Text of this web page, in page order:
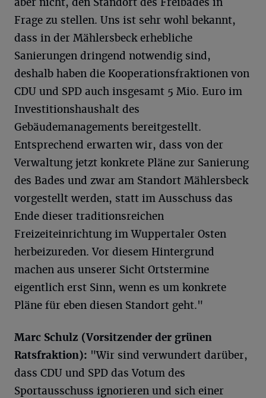
Frage zu stellen. Uns ist sehr wohl bekannt,
dass in der Mählersbeck erhebliche
Sanierungen dringend notwendig sind,
deshalb haben die Kooperationsfraktionen von
CDU und SPD auch insgesamt 5 Mio. Euro im
Investitionshaushalt des
Gebäudemanagements bereitgestellt.
Entsprechend erwarten wir, dass von der
Verwaltung jetzt konkrete Pläne zur Sanierung
des Bades und zwar am Standort Mählersbeck
vorgestellt werden, statt im Ausschuss das
Ende dieser traditionsreichen
Freizeiteinrichtung im Wuppertaler Osten
herbeizureden. Vor diesem Hintergrund
machen aus unserer Sicht Ortstermine
eigentlich erst Sinn, wenn es um konkrete
Pläne für eben diesen Standort geht."
Marc Schulz (Vorsitzender der grünen
Ratsfraktion): "Wir sind verwundert darüber,
dass CDU und SPD das Votum des
Sportausschuss ignorieren und sich einer